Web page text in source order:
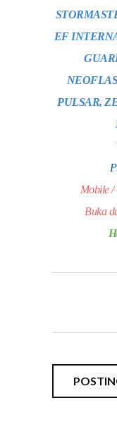
EF
PULSAR,
Mobile /
Buka